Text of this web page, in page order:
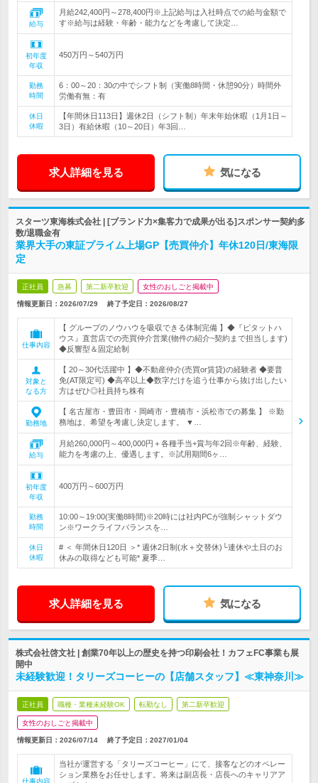
給与
月給242,400円～278,400円※上記給与は入社時点での給与金額で
す※給与は経験・年齢・能力などを考慮して決定…
初年度
年収
450万円～540万円
勤務
時間
6：00～20：30の中でシフト制（実働8時間・休憩90分）時間外
労働有無：有
休日
休暇
【年間休日113日】週休2日（シフト制）年末年始休暇（1月1日～
3日）有給休暇（10～20日）年3回…
求人詳細を見る 気になる
スターツ東海株式会社 | [ブランド力×集客力で成果が出る]スポンサー契約多
数/退職金有
業界大手の東証プライム上場GP【売買仲介】年休120日/東海限
定
正社員 急募 第二新卒歓迎 女性のおしごと掲載中
情報更新日：2026/07/29 終了予定日： 2026/08/27
仕事内容
【 グループのノウハウを吸収できる体制完備 】◆『ピタットハ
ウス』直営店での売買仲介営業(物件の紹介~契約まで担当します)
◆反響型＆固定給制
対象と
なる方
【 20～30代活躍中 】◆不動産仲介(売買or賃貸)の経験者 ◆要普
免(AT限定可) ◆高卒以上◆数字だけを追う仕事から抜け出したい
方はぜひ◎社員持ち株有
勤務地
【 名古屋市・豊田市・岡崎市・豊橋市・浜松市での募集 】 ※勤
務地は、希望を考慮し決定します。 ▼…
給与
月給260,000円～400,000円＋各種手当+賞与年2回※年齢、経験、
能力を考慮の上、優遇します。※試用期間6ヶ…
初年度
年収
400万円～600万円
勤務
時間
10:00～19:00(実働8時間)※20時には社内PCが強制シャットダウ
ン※ワークライフバランスを…
休日
休暇
# ＜ 年間休日120日 ＞* 週休2日制(水＋交替休)└連休や土日のお
休みの取得なども可能* 夏季…
求人詳細を見る 気になる
株式会社啓文社 | 創業70年以上の歴史を持つ印刷会社！カフェFC事業も展
開中
未経験歓迎！タリーズコーヒーの【店舗スタッフ】≪東神奈川≫
正社員 職種・業種未経験OK 転勤なし 第二新卒歓迎
女性のおしごと掲載中
情報更新日：2026/07/14 終了予定日： 2027/01/04
仕事内容
当社が運営する「タリーズコーヒー」にて、接客などのオペレー
ション業務をお任せします。将来は副店長・店長へのキャリアア